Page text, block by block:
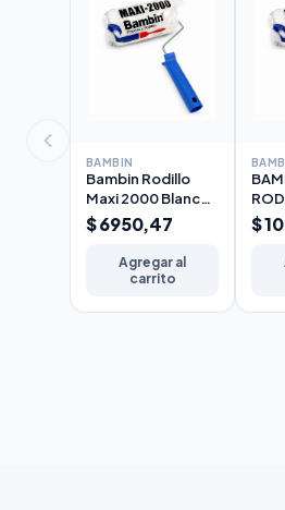
BAMBIN
Bambin Rodillo
Maxi 2000 Blanco
Lana
Seleccionada 10
$ 6950,47
Agregar al
carrito
(LANA
$